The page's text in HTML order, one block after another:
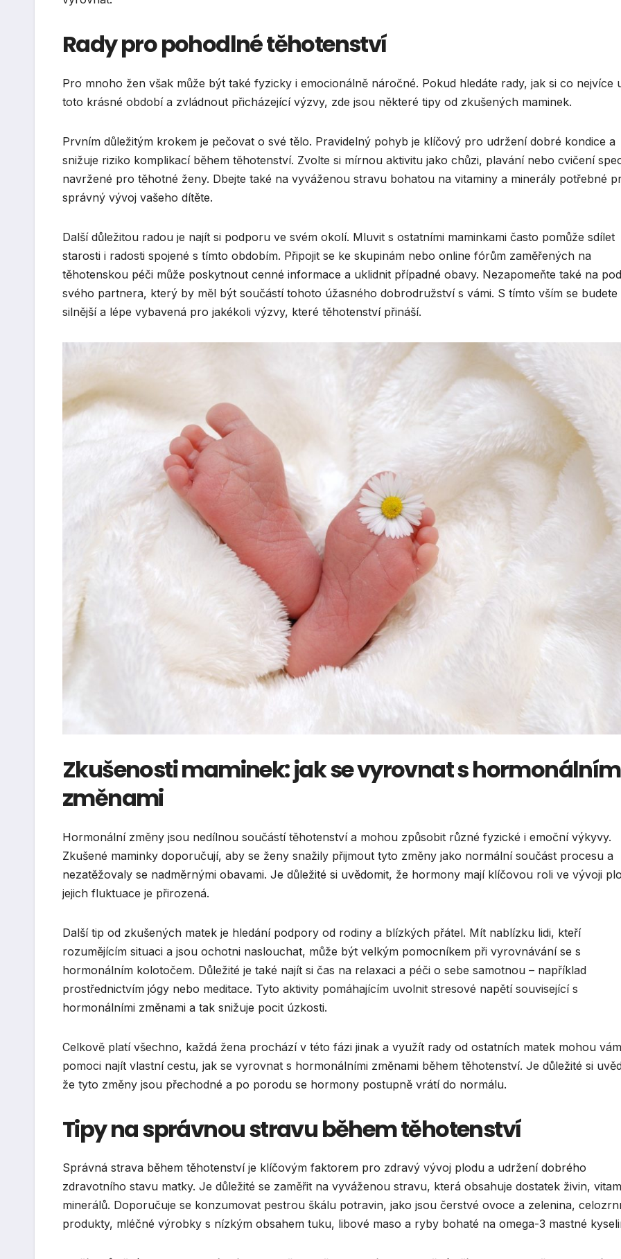
Rady pro pohodlné těhotenství
Pro mnoho žen však může být také fyzicky i emocionálně náročné. Pokud hledáte rady, jak si co nejvíce
toto krásné období a zvládnout přicházející výzvy, zde jsou některé tipy od zkušených maminek.
Prvním důležitým krokem je pečovat o své tělo. Pravidelný pohyb je klíčový pro udržení dobré kondice a
snižuje riziko komplikací během těhotenství. Zvolte si mírnou aktivitu jako chůzi, plavání nebo cvičení
navržené pro těhotné ženy. Dbejte také na vyváženou stravu bohatou na vitaminy a minerály potřebné
správný vývoj vašeho dítěte.
Další důležitou radou je najít si podporu ve svém okolí. Mluvit s ostatními maminkami často pomůže sdílet
starosti i radosti spojené s tímto obdobím. Připojit se ke skupinám nebo online fórům zaměřených na
těhotenskou péči může poskytnout cenné informace a uklidnit případné obavy. Nezapomeňte také na
svého partnera, který by měl být součástí tohoto úžasného dobrodružství s vámi. S tímto vším se budete
silnější a lépe vybavená pro jakékoli výzvy, které těhotenství přináší.
Zkušenosti maminek: jak se vyrovnat s
změnami
Hormonální změny jsou nedílnou součástí těhotenství a mohou způsobit různé fyzické i emoční výkyvy.
Zkušené maminky doporučují, aby se ženy snažily přijmout tyto změny jako normální součást procesu a
nezatěžovaly se nadměrnými obavami. Je důležité si uvědomit, že hormony mají klíčovou roli ve vývoji
jejich fluktuace je přirozená.
Další tip od zkušených matek je hledání podpory od rodiny a blízkých přátel. Mít nablízku lidi, kteří
rozumějícím situaci a jsou ochotni naslouchat, může být velkým pomocníkem při vyrovnávání se s
hormonálním kolotočem. Důležité je také najít si čas na relaxaci a péči o sebe samotnou – například
prostřednictvím jógy nebo meditace. Tyto aktivity pomáhajícím uvolnit stresové napětí související s
hormonálními změnami a tak snižuje pocit úzkosti.
Celkově platí všechno, každá žena prochází v této fázi jinak a využít rady od ostatních matek mohou vám
pomoci najít vlastní cestu, jak se vyrovnat s hormonálními změnami během těhotenství. Je důležité si
že tyto změny jsou přechodné a po porodu se hormony postupně vrátí do normálu.
Tipy na správnou stravu během těhotenství
Správná strava během těhotenství je klíčovým faktorem pro zdravý vývoj plodu a udržení dobrého
zdravotního stavu matky. Je důležité se zaměřit na vyváženou stravu, která obsahuje dostatek živin,
minerálů. Doporučuje se konzumovat pestrou škálu potravin, jako jsou čerstvé ovoce a zelenina,
produkty, mléčné výrobky s nízkým obsahem tuku, libové maso a ryby bohaté na omega-3 mastné